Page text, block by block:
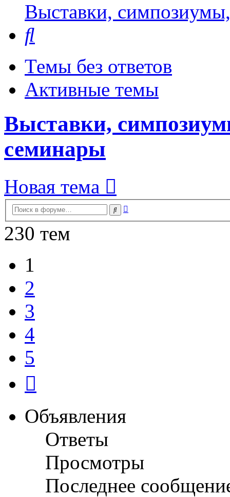
Выставки,
Темы без ответов
Активные темы
Выставки,
семинары
Новая тема
Поиск
230 тем
1
2
3
4
5
Объявления
Ответы
Просмотры
Последнее